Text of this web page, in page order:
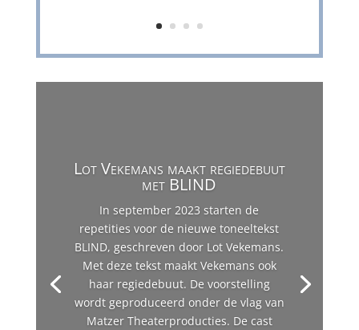
Lot Vekemans maakt regiedebuut
met BLIND
In september 2023 starten de
repetities voor de nieuwe toneeltekst
BLIND, geschreven door Lot Vekemans.
Met deze tekst maakt Vekemans ook
haar regiedebuut. De voorstelling
wordt geproduceerd onder de vlag van
Matzer Theaterproducties. De cast